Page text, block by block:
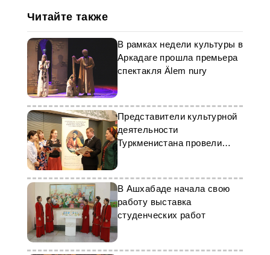
Читайте также
В рамках недели культуры в
Аркадаге прошла премьера
спектакля Älem nury
Представители культурной
деятельности
Туркменистана провели
встречу в Будапеште
В Ашхабаде начала свою
работу выставка
студенческих работ